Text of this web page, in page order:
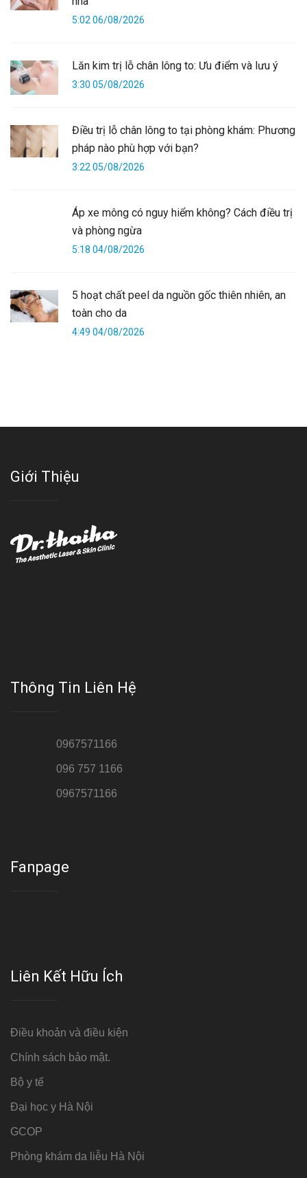
5:02 06/08/2026
Lăn kim trị lỗ chân lông to: Ưu điểm và lưu ý
3:30 05/08/2026
Điều trị lỗ chân lông to tại phòng khám: Phương
pháp nào phù hợp với bạn?
3:22 05/08/2026
Áp xe mông có nguy hiểm không? Cách điều trị
và phòng ngừa
5:18 04/08/2026
5 hoạt chất peel da nguồn gốc thiên nhiên, an
toàn cho da
4:49 04/08/2026
Giới Thiệu
Thông Tin Liên Hệ
0967571166
096 757 1166
0967571166
Fanpage
Liên Kết Hữu Ích
Điều khoản và điều kiện
Chính sách bảo mật.
Bộ y tế
Đại học y Hà Nội
GCOP
Phòng khám da liễu Hà Nội